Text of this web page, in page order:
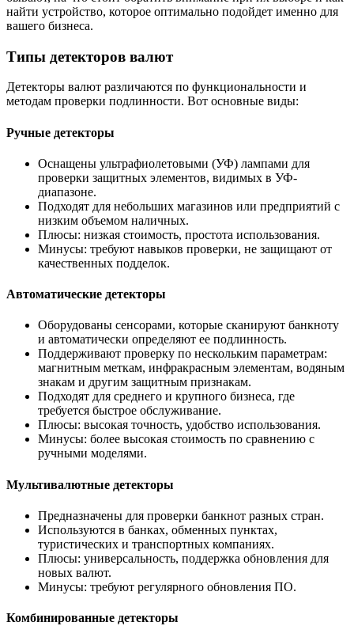
найти устройство, которое оптимально подойдет именно для
вашего бизнеса.
Типы детекторов валют
Детекторы валют различаются по функциональности и
методам проверки подлинности. Вот основные виды:
Ручные детекторы
Оснащены ультрафиолетовыми (УФ) лампами для
проверки защитных элементов, видимых в УФ-
диапазоне.
Подходят для небольших магазинов или предприятий с
низким объемом наличных.
Плюсы: низкая стоимость, простота использования.
Минусы: требуют навыков проверки, не защищают от
качественных подделок.
Автоматические детекторы
Оборудованы сенсорами, которые сканируют банкноту
и автоматически определяют ее подлинность.
Поддерживают проверку по нескольким параметрам:
магнитным меткам, инфракрасным элементам, водяным
знакам и другим защитным признакам.
Подходят для среднего и крупного бизнеса, где
требуется быстрое обслуживание.
Плюсы: высокая точность, удобство использования.
Минусы: более высокая стоимость по сравнению с
ручными моделями.
Мультивалютные детекторы
Предназначены для проверки банкнот разных стран.
Используются в банках, обменных пунктах,
туристических и транспортных компаниях.
Плюсы: универсальность, поддержка обновления для
новых валют.
Минусы: требуют регулярного обновления ПО.
Комбинированные детекторы